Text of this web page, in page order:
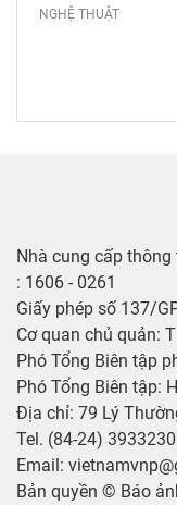
NGHỆ THUẬT
Nhà cung cấp thông
: 1606 - 0261
Giấy phép số 137/
Cơ quan chủ quản:
Phó Tổng Biên tập
Phó Tổng Biên tập:
Địa chỉ: 79 Lý
Tel. (84-24)